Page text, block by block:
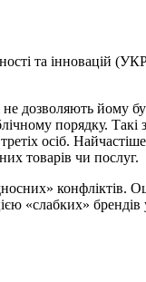
та інновацій
не дозволяють
порядку. Такі
осіб.
товарів чи послуг.
конфліктів.
«слабких» брендів